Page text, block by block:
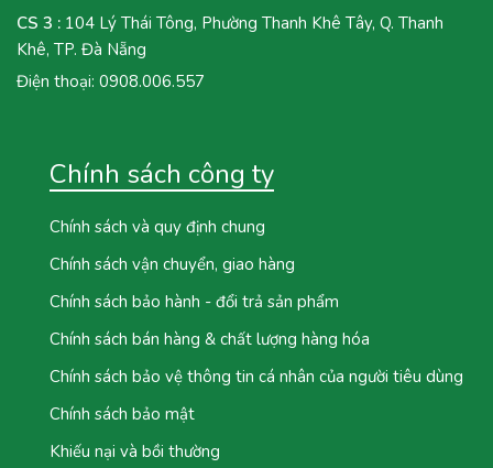
CS 3 : 104 Lý Thái Tông, Phường Thanh Khê Tây, Q. Thanh
Khê, TP. Đà Nẵng
Điện thoại: 0908.006.557
Chính sách công ty
Chính sách và quy định chung
Chính sách vận chuyển, giao hàng
Chính sách bảo hành - đổi trả sản phẩm
Chính sách bán hàng & chất lượng hàng hóa
Chính sách bảo vệ thông tin cá nhân của người tiêu dùng
Chính sách bảo mật
Khiếu nại và bồi thường